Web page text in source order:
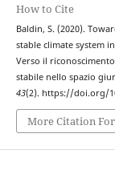
How to Cite
Baldin, S. (2020).
stable climate system
Verso il
stabile nello spazio
43(2). https://doi.org/
More Citation